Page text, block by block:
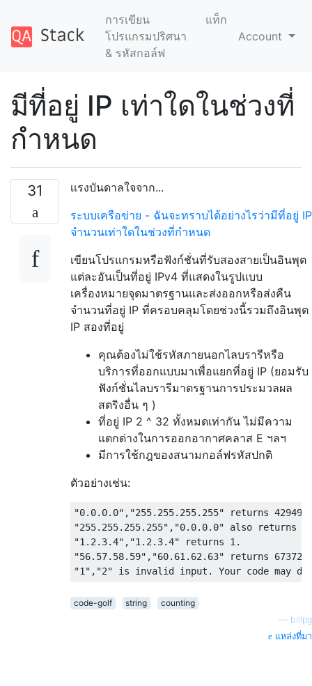
การเขียน
โปรแกรมปริศนา
& รหัสกอล์ฟ
แท็ก
Account
มีที่อยู่ IP เท่าใดในช่วงที่
กำหนด
31
เเรงบันดาลใจจาก...
ระบบเครือข่าย - ฉันจะทราบได้อย่างไรว่ามีที่อยู่ IP
จำนวนเท่าใดในช่วงที่กำหนด
เขียนโปรแกรมหรือฟังก์ชั่นที่รับสองสายเป็นอินพุต
แต่ละอันเป็นที่อยู่ IPv4 ที่แสดงในรูปแบบ
เครื่องหมายจุดมาตรฐานและส่งออกหรือส่งคืน
จำนวนที่อยู่ IP ที่ครอบคลุมโดยช่วงนี้รวมถึงอินพุต
IP สองที่อยู่
คุณต้องไม่ใช้รหัสภายนอกไลบรารีหรือ
บริการที่ออกแบบมาเพื่อแยกที่อยู่ IP (ยอมรับ
ฟังก์ชั่นไลบรารีมาตรฐานการประมวลผล
สตริงอื่น ๆ )
ที่อยู่ IP 2 ^ 32 ทั้งหมดเท่ากัน ไม่มีความ
แตกต่างในการออกอากาศคลาส E ฯลฯ
มีการใช้กฎของสนามกอล์ฟรหัสปกติ
ตัวอย่างเช่น:
"0.0.0.0","255.255.255.255" returns
"255.255.255.255","0.0.0.0" also returns
"1.2.3.4","1.2.3.4" returns 1.
"56.57.58.59","60.61.62.63" returns
code-golf string
counting
billpg
แหล่งที่มา